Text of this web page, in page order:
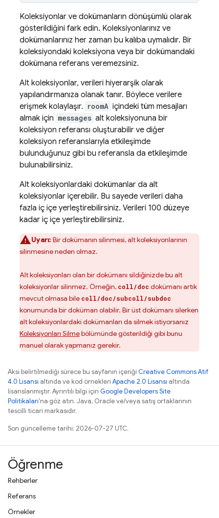
Koleksiyonlar ve dokümanların dönüşümlü olarak
gösterildiğini fark edin. Koleksiyonlarınız ve
dokümanlarınız her zaman bu kalıba uymalıdır. Bir
koleksiyondaki koleksiyona veya bir dokümandaki
dokümana referans veremezsiniz.
Alt koleksiyonlar, verileri hiyerarşik olarak
yapılandırmanıza olanak tanır. Böylece verilere
erişmek kolaylaşır. roomA içindeki tüm mesajları
almak için messages alt koleksiyonuna bir
koleksiyon referansı oluşturabilir ve diğer
koleksiyon referanslarıyla etkileşimde
bulunduğunuz gibi bu referansla da etkileşimde
bulunabilirsiniz.
Alt koleksiyonlardaki dokümanlar da alt
koleksiyonlar içerebilir. Bu sayede verileri daha
fazla iç içe yerleştirebilirsiniz. Verileri 100 düzeye
kadar iç içe yerleştirebilirsiniz.
Uyarı: Bir dokümanın silinmesi, alt koleksiyonlarının
silinmesine neden olmaz.
Alt koleksiyonları olan bir dokümanı sildiğinizde bu alt
koleksiyonlar silinmez. Örneğin, coll/doc dokümanı artık
mevcut olmasa bile coll/doc/subcoll/subdoc
konumunda bir doküman olabilir. Bir üst dokümanı silerken
alt koleksiyonlardaki dokümanları da silmek istiyorsanız
Koleksiyonları Silmebölümünde gösterildiği gibi bunu
manuel olarak yapmanız gerekir.
Aksi belirtilmediği sürece bu sayfanın içeriği Creative Commons Atıf
4.0 Lisansı altında ve kod örnekleri Apache 2.0 Lisansı altında
lisanslanmıştır. Ayrıntılı bilgi için Google Developers Site
Politikaları'na göz atın. Java, Oracle ve/veya satış ortaklarının
tescilli ticari markasıdır.
Son güncelleme tarihi: 2026-07-27 UTC.
Öğrenme
Rehberler
Referans
Örnekler